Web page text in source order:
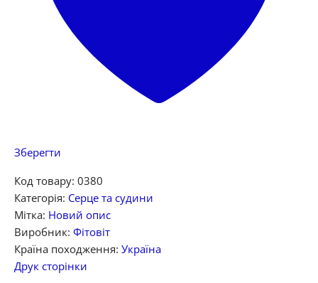
Зберегти
Код товару: 0380
Категорія: Серце та судини
Мітка: Новий опис
Виробник: Фітовіт
Країна походження: Україна
Друк сторінки